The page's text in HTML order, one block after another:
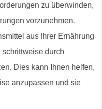
zu überwinden,
vorzunehmen.
aus Ihrer Ernährung
durch
Dies kann Ihnen helfen,
anzupassen und sie